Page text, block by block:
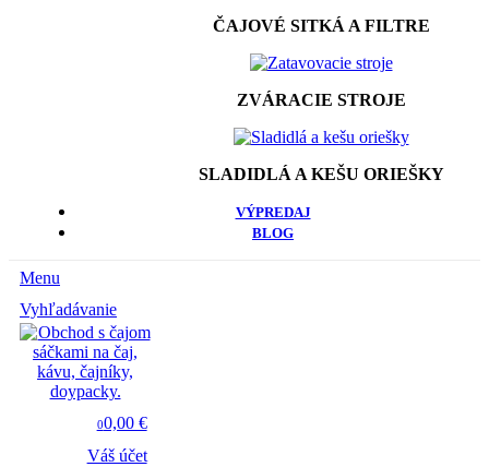
ČAJOVÉ SITKÁ A FILTRE
ZVÁRACIE STROJE
SLADIDLÁ A KEŠU ORIEŠKY
VÝPREDAJ
BLOG
Menu
Vyhľadávanie
00,00 €
Váš účet